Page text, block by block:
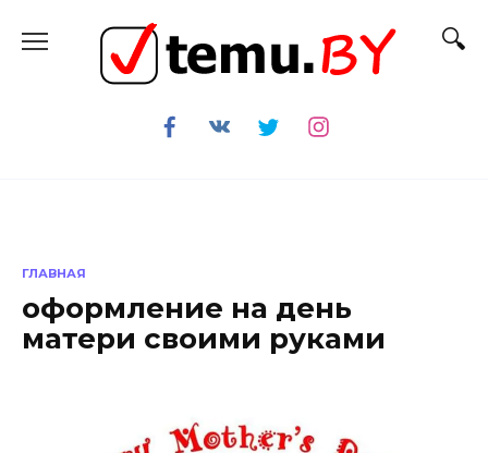
содержанию
ГЛАВНАЯ
оформление на день
матери своими руками